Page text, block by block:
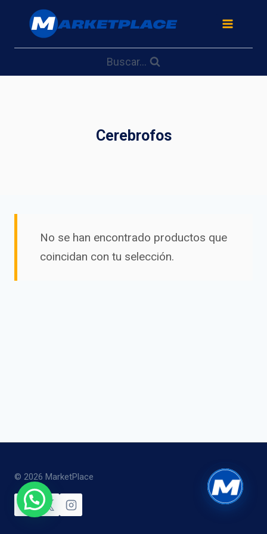
contenido
Buscar...
Cerebrofos
No se han encontrado productos que
coincidan con tu selección.
© 2026 MarketPlace